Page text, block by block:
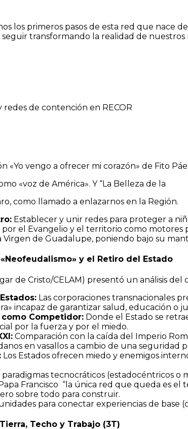
los primeros pasos de esta red que nace
transformando la realidad de nuestros
de contención en RECOR
«Yo vengo a ofrecer mi corazón» de Fito
«voz de América». Y “La Belleza de la
como llamado a enlazarnos en la Región.
Establecer y unir redes para proteger a
por el Evangelio y el territorio como
Virgen de Guadalupe, poniendo bajo su
y el Retiro del Estado
de Cristo/CELAM) presentó un análisis
Las corporaciones transnacionales
incapaz de garantizar salud, educación o
Competidor: Donde el Estado se
por la fuerza y por el miedo.
Comparación con la caída del Imperio
en vasallos a cambio de una seguridad
Los Estados ofrecen miedo y enemigos
paradigmas tecnocráticos (estadocéntricos o
Francisco “la única red que queda es el
sobre todo para construir.
para conectar experiencias de base
Techo y Trabajo (3T)